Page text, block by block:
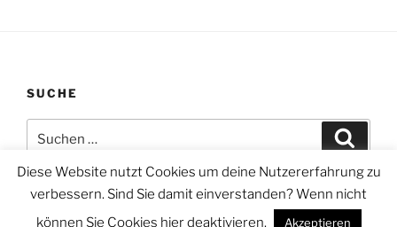
SUCHE
nach:
Diese Website nutzt Cookies um deine Nutzererfahrung zu
verbessern. Sind Sie damit einverstanden? Wenn nicht
können Sie Cookies hier deaktivieren.
Akzeptieren